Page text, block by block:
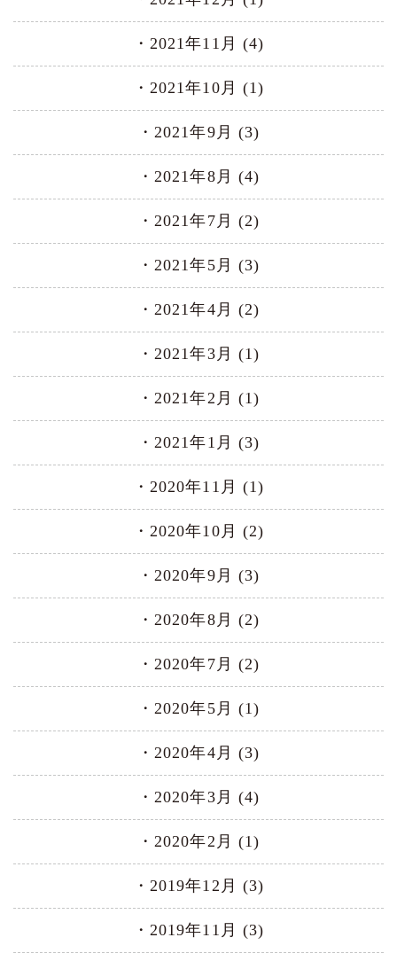
2021年11月 (4)
2021年10月 (1)
2021年9月 (3)
2021年8月 (4)
2021年7月 (2)
2021年5月 (3)
2021年4月 (2)
2021年3月 (1)
2021年2月 (1)
2021年1月 (3)
2020年11月 (1)
2020年10月 (2)
2020年9月 (3)
2020年8月 (2)
2020年7月 (2)
2020年5月 (1)
2020年4月 (3)
2020年3月 (4)
2020年2月 (1)
2019年12月 (3)
2019年11月 (3)